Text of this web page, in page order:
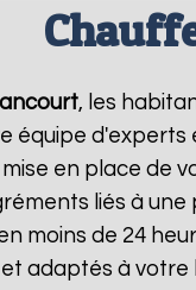
, les
équipe d'experts
en place de
liés à
moins de 24
adaptés à votre